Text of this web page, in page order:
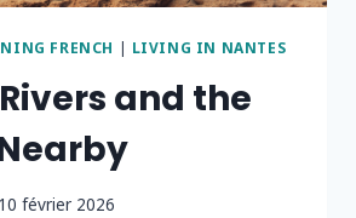
FRENCH | LIVING IN NANTES
and the
10 février 2026